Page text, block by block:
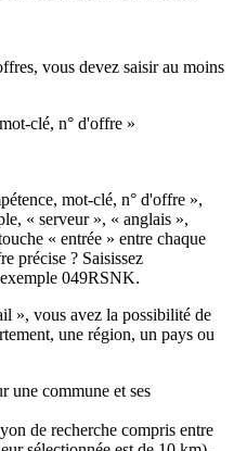
vous devez saisir au moins
clé, n° d'offre »
mot-clé, n° d'offre »,
« serveur », « anglais »,
« entrée » entre chaque
précise ? Saisissez
049RSNK.
», vous avez la possibilité de
une région, un pays ou
une commune et ses
de recherche compris entre